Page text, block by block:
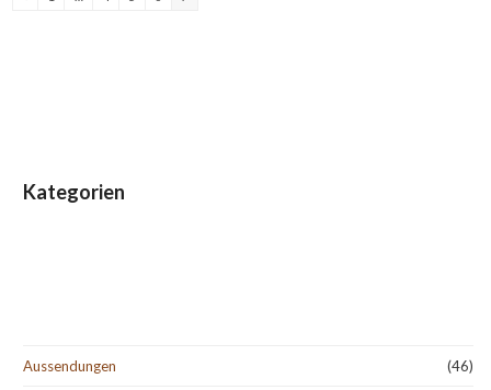
Kategorien
Aussendungen (46)